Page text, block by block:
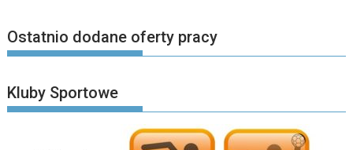
Ostatnio dodane oferty pracy
Kluby Sportowe